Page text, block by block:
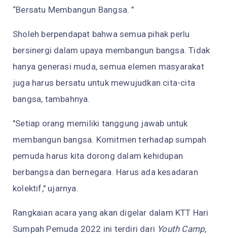
“Bersatu Membangun Bangsa. ”
Sholeh berpendapat bahwa semua pihak perlu
bersinergi dalam upaya membangun bangsa. Tidak
hanya generasi muda, semua elemen masyarakat
juga harus bersatu untuk mewujudkan cita-cita
bangsa, tambahnya.
"Setiap orang memiliki tanggung jawab untuk
membangun bangsa. Komitmen terhadap sumpah
pemuda harus kita dorong dalam kehidupan
berbangsa dan bernegara. Harus ada kesadaran
kolektif," ujarnya.
Rangkaian acara yang akan digelar dalam KTT Hari
Sumpah Pemuda 2022 ini terdiri dari Youth Camp,